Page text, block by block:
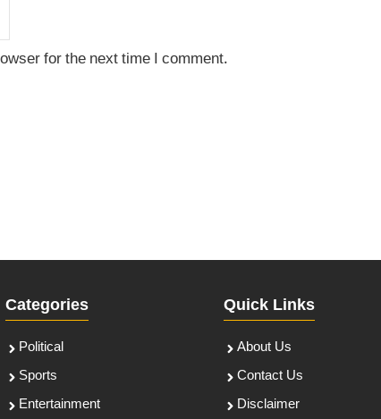
for the next time I comment.
Categories
Political
Sports
Entertainment
Quick Links
About Us
Contact Us
Disclaimer